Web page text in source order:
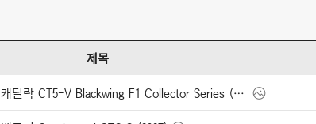
제목
캐딜락 CT5-V Blackwing F1 Collector Series (2026)